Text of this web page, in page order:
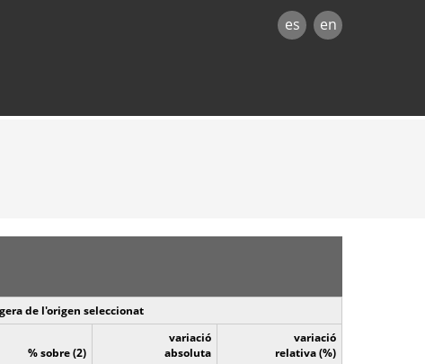
es en
de l'origen seleccionat
% sobre (2)
variació
absoluta
variació
relativa (%)